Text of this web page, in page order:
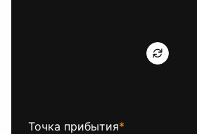
Точка прибытия*